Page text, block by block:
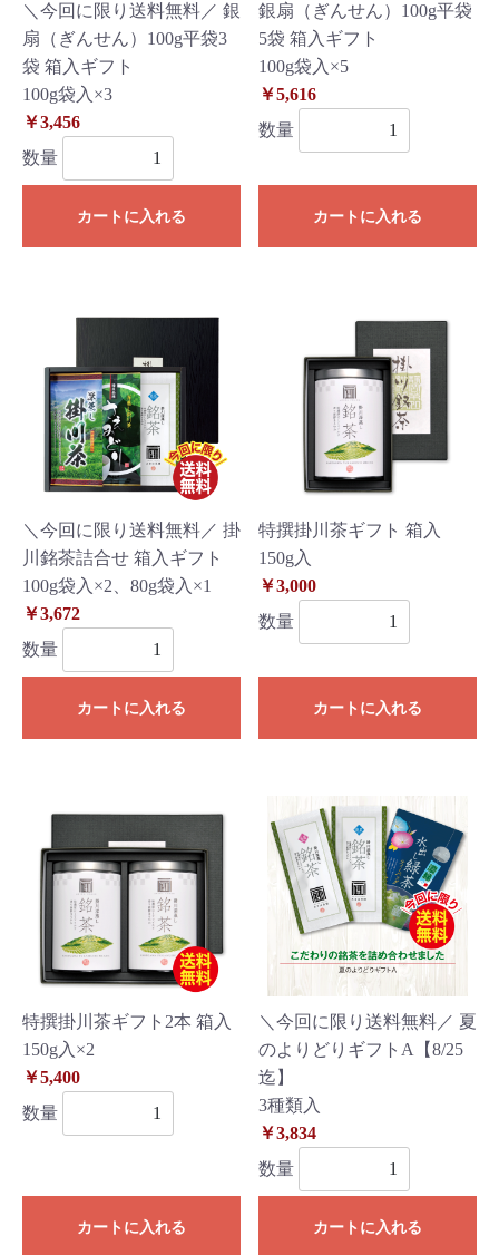
＼今回に限り送料無料／ 銀
扇（ぎんせん）100g平袋3
袋 箱入ギフト
100g袋入×3
￥3,456
数量
カートに入れる
銀扇（ぎんせん）100g平袋
5袋 箱入ギフト
100g袋入×5
￥5,616
数量
カートに入れる
＼今回に限り送料無料／ 掛
川銘茶詰合せ 箱入ギフト
100g袋入×2、80g袋入×1
￥3,672
数量
カートに入れる
特撰掛川茶ギフト 箱入
150g入
￥3,000
数量
カートに入れる
特撰掛川茶ギフト2本 箱入
150g入×2
￥5,400
数量
カートに入れる
＼今回に限り送料無料／ 夏
のよりどりギフトA【8/25
迄】
3種類入
￥3,834
数量
カートに入れる